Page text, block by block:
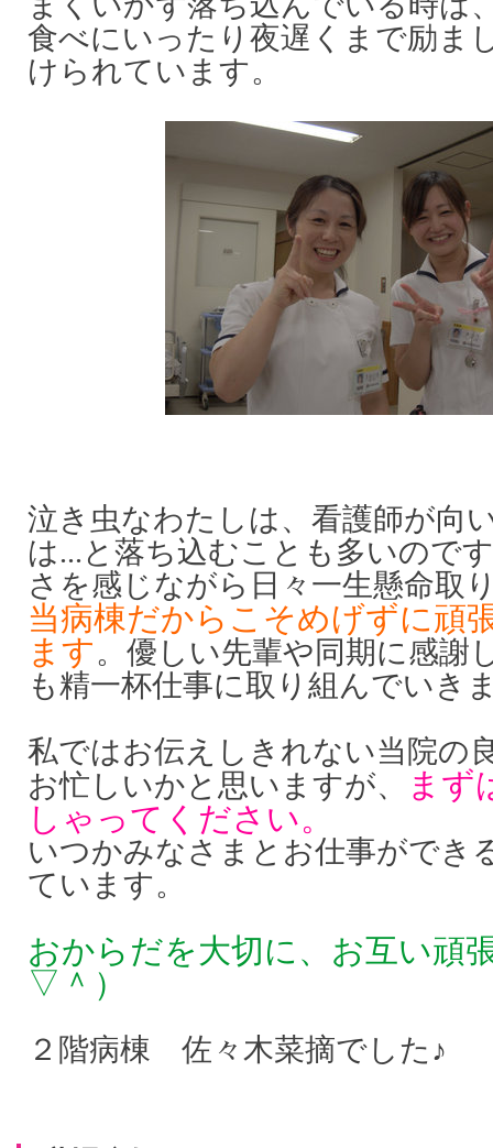
食べにいったり夜遅くまで励ま
けられています。
泣き虫なわたしは、看護師が向
は...と落ち込むことも多いので
さを感じながら日々一生懸命取
当病棟だからこそめげずに頑
ます。優しい先輩や同期に感謝
も精一杯仕事に取り組んでいき
私ではお伝えしきれない当院の
お忙しいかと思いますが、
まず
しゃってください。
いつかみなさまとお仕事ができ
ています。
おからだを大切に、お互い頑
▽＾）
２階病棟 佐々木菜摘でした♪